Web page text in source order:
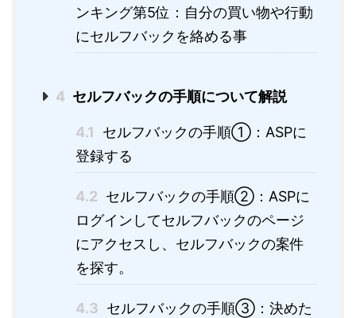
ンキング第5位：自分の買い物や行動
にセルフバックを絡める事
4 セルフバックの手順について解説
4.1
セルフバックの手順①：ASPに
登録する
4.2 セルフバックの手順②：ASPに
ログインしてセルフバックのページ
にアクセスし、セルフバックの案件
を探す。
4.3 セルフバックの手順③：決めた